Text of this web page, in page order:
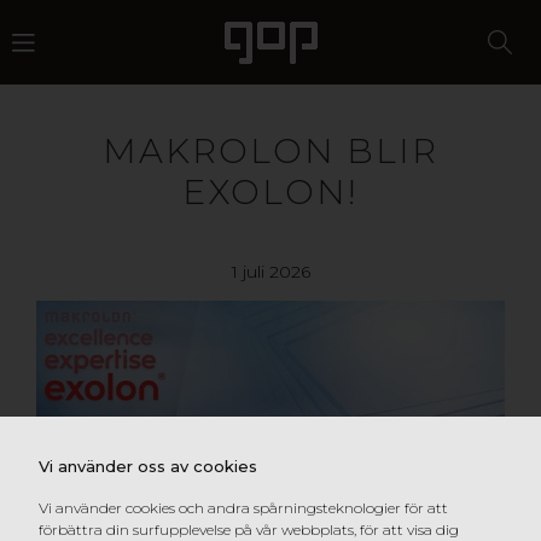
Vi använder oss av cookies
Vi använder cookies och andra spårningsteknologier för att
förbättra din surfupplevelse på vår webbplats, för att visa dig
MAKROLON BLIR
EXOLON!
1 juli 2026